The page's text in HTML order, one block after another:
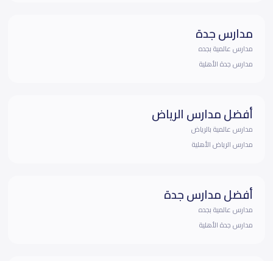
مدارس جدة
مدارس عالمية بجده
مدارس جدة الأهلية
أفضل مدارس الرياض
مدارس عالمية بالرياض
مدارس الرياض الأهلية
أفضل مدارس جدة
مدارس عالمية بجده
مدارس جدة الأهلية